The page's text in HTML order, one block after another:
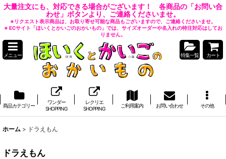
大量注文にも、対応できる場合がございます！ 各商品の「お問い合
わせ」ボタンより、ご連絡くださいませ。
※リクエスト表示商品は、お取り寄せ可能な商品もございますので、ご連絡くださいませ。
※ ECサイト「ほいくとかいごのおかいもの」では、サイズオーダーや名入れの特注対応はしてお
りません。
メニュー 特集一覧 カート
商品カテゴリー
ワンダー
SHOPPING
レクリエ
SHOPPING
ご利用案内 お問い合わせ その他
ホーム > ドラえもん
ドラえもん